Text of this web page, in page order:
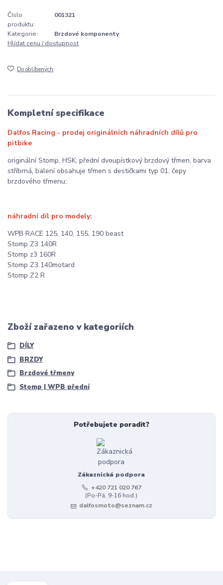
Číslo
produktu:
001321
Kategorie:
Brzdové komponenty
Hlídat cenu / dostupnost
Do oblíbených
Kompletní specifikace
Dalfos Racing - prodej originálních náhradních dílů pro
pitbike
originální Stomp, HSK; přední dvoupístkový brzdový třmen, barva
stříbrná, balení obsahuje třmen s destičkami typ 01, čepy
brzdového třmenu;
náhradní díl pro modely:
WPB RACE 125, 140, 155, 190 beast
Stomp Z3 140R
Stomp z3 160R
Stomp Z3 140motard
Stomp Z2 R
Zboží zařazeno v kategoriích
DÍLY
BRZDY
Brzdové třmeny
Stomp | WPB přední
Potřebujete poradit?
Zákaznická podpora
+420 721 020 767
(Po-Pá, 9-16 hod.)
dalfosmoto@seznam.cz